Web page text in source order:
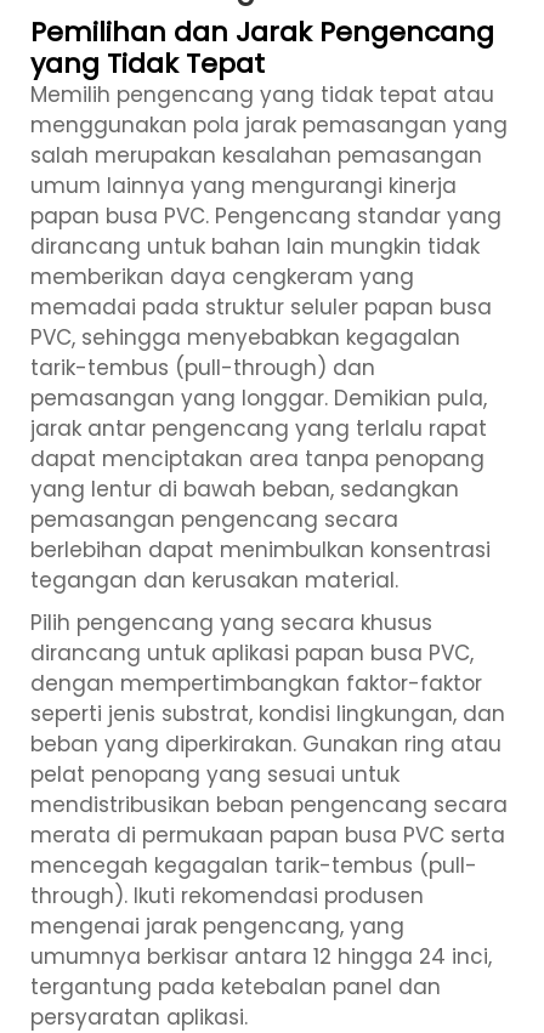
Pemilihan dan Jarak Pengencang
yang Tidak Tepat
Memilih pengencang yang tidak tepat atau
menggunakan pola jarak pemasangan yang
salah merupakan kesalahan pemasangan
umum lainnya yang mengurangi kinerja
papan busa PVC. Pengencang standar yang
dirancang untuk bahan lain mungkin tidak
memberikan daya cengkeram yang
memadai pada struktur seluler papan busa
PVC, sehingga menyebabkan kegagalan
tarik-tembus (pull-through) dan
pemasangan yang longgar. Demikian pula,
jarak antar pengencang yang terlalu rapat
dapat menciptakan area tanpa penopang
yang lentur di bawah beban, sedangkan
pemasangan pengencang secara
berlebihan dapat menimbulkan konsentrasi
tegangan dan kerusakan material.
Pilih pengencang yang secara khusus
dirancang untuk aplikasi papan busa PVC,
dengan mempertimbangkan faktor-faktor
seperti jenis substrat, kondisi lingkungan, dan
beban yang diperkirakan. Gunakan ring atau
pelat penopang yang sesuai untuk
mendistribusikan beban pengencang secara
merata di permukaan papan busa PVC serta
mencegah kegagalan tarik-tembus (pull-
through). Ikuti rekomendasi produsen
mengenai jarak pengencang, yang
umumnya berkisar antara 12 hingga 24 inci,
tergantung pada ketebalan panel dan
persyaratan aplikasi.